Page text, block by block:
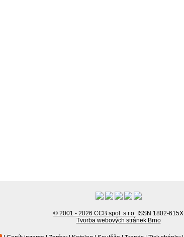
© 2001 - 2026 CCB spol. s r.o. ISSN 1802-615X
Tvorba webových stránek Brno